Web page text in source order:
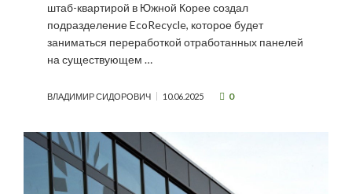
штаб-квартирой в Южной Корее создал
подразделение EcoRecycle, которое будет
заниматься переработкой отработанных панелей
на существующем …
ВЛАДИМИР СИДОРОВИЧ 10.06.2025 0